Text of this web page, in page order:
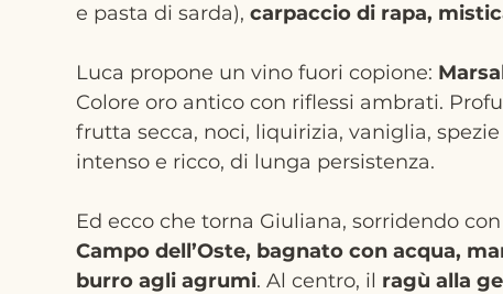
e pasta di sarda), carpaccio di rapa,
Luca propone un vino fuori copione:
Colore oro antico con riflessi ambrati.
frutta secca, noci, liquirizia, vaniglia,
intenso e ricco, di lunga persistenza.
Ed ecco che torna Giuliana, sorridendo
Campo dell’Oste, bagnato con acqua,
burro agli agrumi. Al centro, il ragù alla